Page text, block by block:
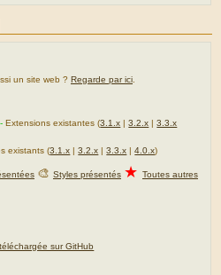
un site web ? Regarde par ici
-Extensions existantes (3.1.x |3.2.x |3.3.x
existants (3.1.x |3.2.x |3.3.x |4.0.x)
🎨 Styles présentés ★ Toutes autres
sur GitHub